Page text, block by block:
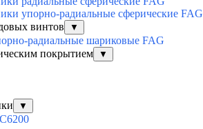
упорно-радиальные сферические FAG
винтов
▼
радиальные шариковые FAG
покрытием
▼
▼